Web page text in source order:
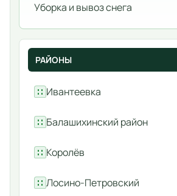
Уборка и вывоз снега
РАЙОНЫ
Ивантеевка
Балашихинский район
Королёв
Лосино-Петровский